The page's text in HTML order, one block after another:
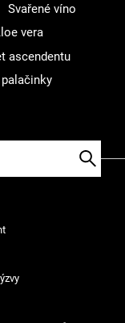
Svařené víno
vera
ascendentu